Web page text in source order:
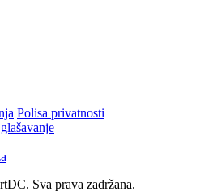
Preminuo Jorge Messi, otac